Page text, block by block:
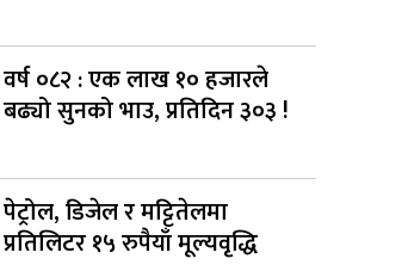
वर्ष ०८२ : एक लाख १० हजारले
बढ्यो सुनको भाउ, प्रतिदिन ३०३ !
पेट्रोल, डिजेल र मट्टितेलमा
प्रतिलिटर १५ रुपैयाँ मूल्यवृद्धि